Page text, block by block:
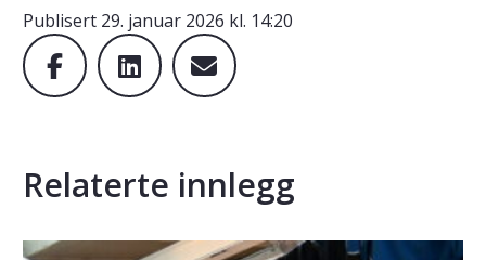
Publisert 29. januar 2026 kl. 14:20
Relaterte innlegg